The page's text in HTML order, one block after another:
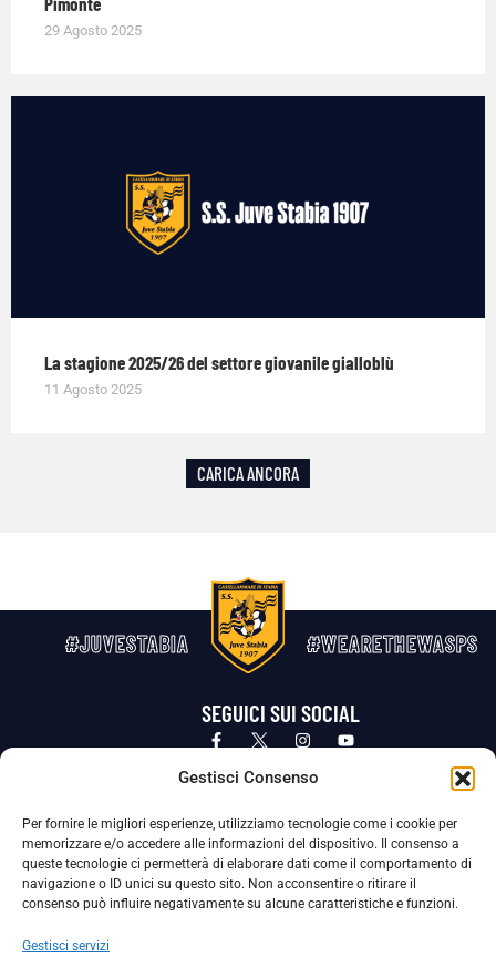
Gestisci Consenso
Per fornire le migliori esperienze, utilizziamo tecnologie come i cookie per
memorizzare e/o accedere alle informazioni del dispositivo. Il consenso a
queste tecnologie ci permetterà di elaborare dati come il comportamento di
navigazione o ID unici su questo sito. Non acconsentire o ritirare il
consenso può influire negativamente su alcune caratteristiche e funzioni.
Gestisci servizi
29 Agosto 2025
La stagione 2025/26 del settore giovanile gialloblù
11 Agosto 2025
CARICA ANCORA
#JUVESTABIA #WEARETHEWASPS
SEGUICI SUI SOCIAL
Privacy Policy Cookie Policy
La Società ha nominato il Responsabile della Protezione dei Dati Personali (DPO), figura specializzata che vigila sulle modalità
adottate dalla nostra Società per tutelare i Suoi dati personali.
Per contattare il DPO può scrivere a